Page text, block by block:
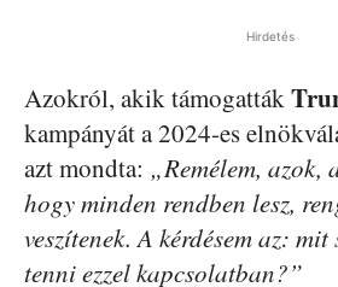
Hirdetés
Azokról, akik támogatták
kampányát a 2024-es
azt mondta: „Remélem, azok,
hogy minden rendben lesz,
veszítenek. A kérdésem az:
tenni ezzel kapcsolatban?”